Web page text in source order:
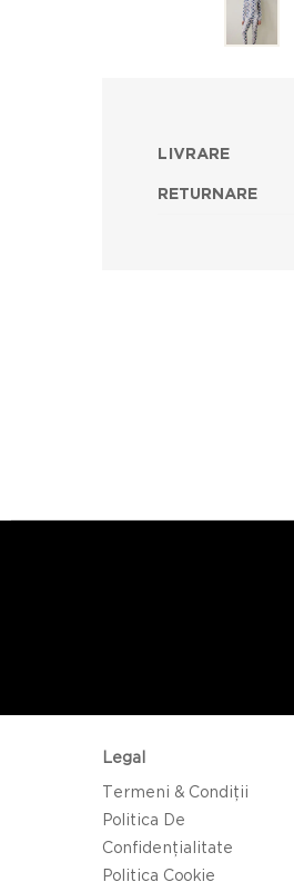
LIVRARE
RETURNARE
Legal
Termeni & Condiții
Politica De
Confidențialitate
Politica Cookie